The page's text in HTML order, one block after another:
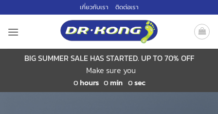
ไป
เกี่ยวกับเรา ติดต่อเรา
BIG SUMMER SALE HAS STARTED. UP TO 70% OFF
Make sure you
0 hours 0 min 0sec